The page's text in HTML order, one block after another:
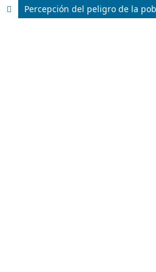
Percepción del peligro de la